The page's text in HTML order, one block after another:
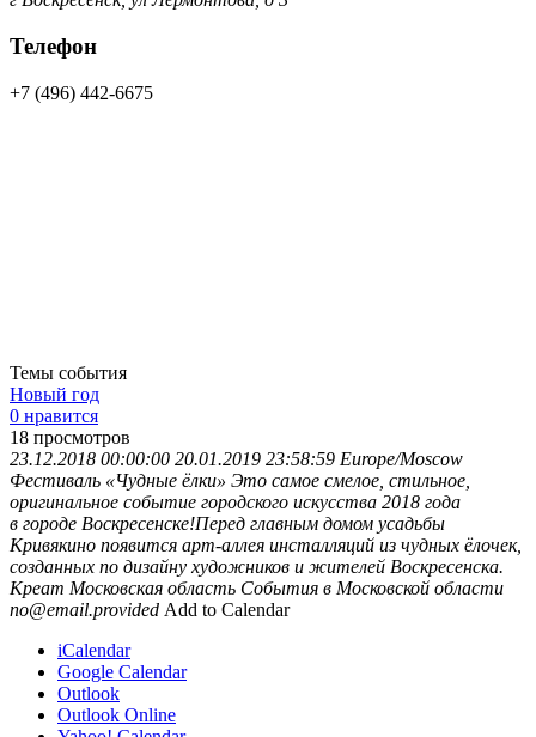
Телефон
+7 (496) 442-6675
Темы события
Новый год
0 нравится
18 просмотров
23.12.2018 00:00:00 20.01.2019 23:58:59 Europe/Moscow
Фестиваль «Чудные ёлки» Это самое смелое, стильное,
оригинальное событие городского искусства 2018 года
в городе Воскресенске!Перед главным домом усадьбы
Кривякино появится арт-аллея инсталляций из чудных ёлочек,
созданных по дизайну художников и жителей Воскресенска.
Креат Московская область События в Московской области
no@email.provided Add to Calendar
iCalendar
Google Calendar
Outlook
Outlook Online